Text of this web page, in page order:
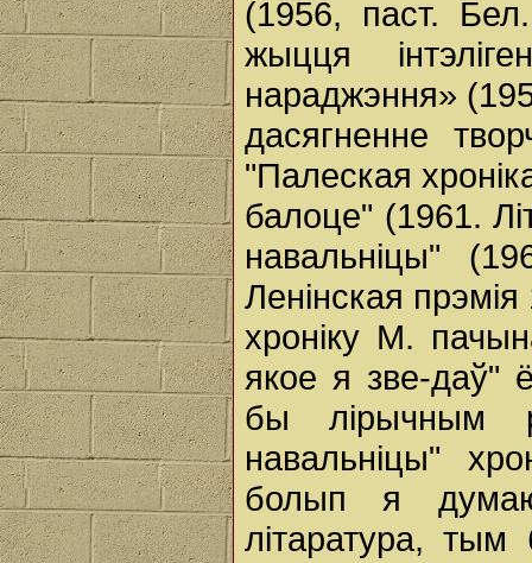
(1956, паст.
жыцця
нараджэння»
дасягненне
"Палеская
балоце" (1961.
навальніцы"
Ленінская
хроніку М.
якое я зве-даў"
бы лірычным
навальніцы"
болып я
літаратура,